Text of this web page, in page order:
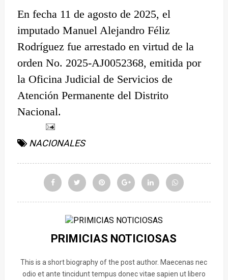
En fecha 11 de agosto de 2025, el
imputado Manuel Alejandro Féliz
Rodríguez fue arrestado en virtud de la
orden No. 2025-AJ0052368, emitida por
la Oficina Judicial de Servicios de
Atención Permanente del Distrito
Nacional.
NACIONALES
PRIMICIAS NOTICIOSAS
This is a short biography of the post author. Maecenas nec
odio et ante tincidunt tempus donec vitae sapien ut libero